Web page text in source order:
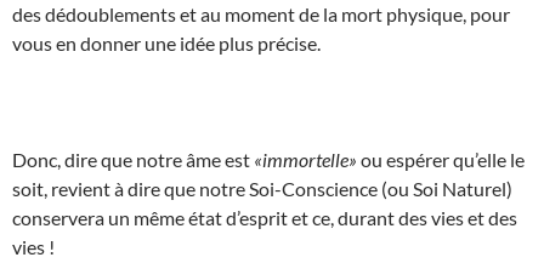
des dédoublements et au moment de la mort physique, pour
vous en donner une idée plus précise.
Donc, dire que notre âme est «immortelle» ou espérer qu’elle le
soit, revient à dire que notre Soi-Conscience (ou Soi Naturel)
conservera un même état d’esprit et ce, durant des vies et des
vies !